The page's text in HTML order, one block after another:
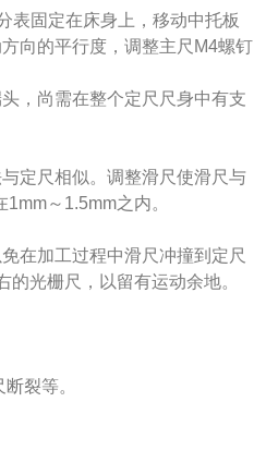
固定在床身上，移动中托板
向的平行度，调整主尺M4螺钉
，尚需在整个定尺尺身中有支
定尺相似。调整滑尺使滑尺与
～1.5mm之内。
在加工过程中滑尺冲撞到定尺
光栅尺，以留有运动余地。
裂等。